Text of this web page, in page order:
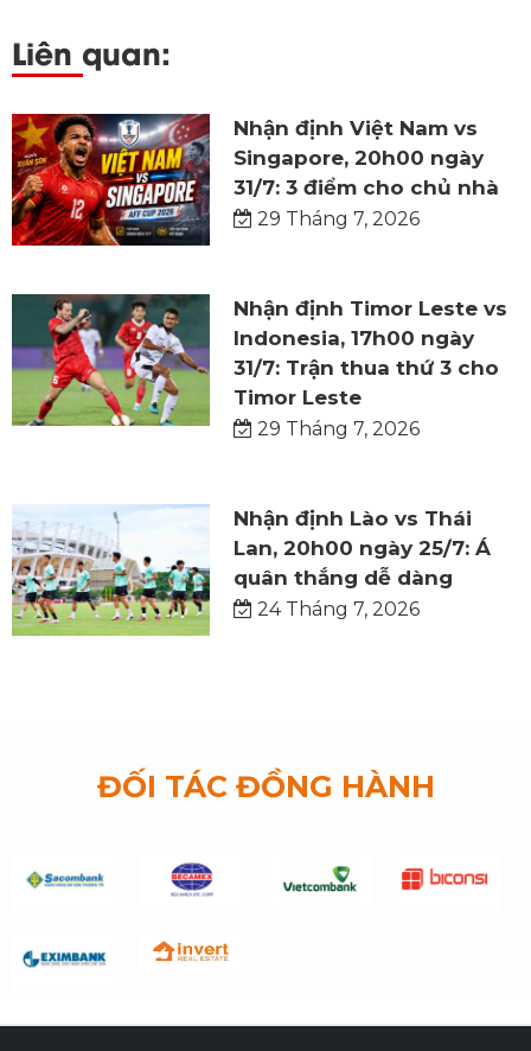
Liên quan:
Nhận định Việt Nam vs
Singapore, 20h00 ngày
31/7: 3 điểm cho chủ nhà
29 Tháng 7, 2026
Nhận định Timor Leste vs
Indonesia, 17h00 ngày
31/7: Trận thua thứ 3 cho
Timor Leste
29 Tháng 7, 2026
Nhận định Lào vs Thái
Lan, 20h00 ngày 25/7: Á
quân thắng dễ dàng
24 Tháng 7, 2026
ĐỐI TÁC ĐỒNG HÀNH